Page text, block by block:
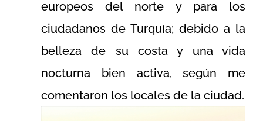
europeos del norte y para los
ciudadanos de Turquía; debido a la
belleza de su costa y una vida
nocturna bien activa, según me
comentaron los locales de la ciudad.